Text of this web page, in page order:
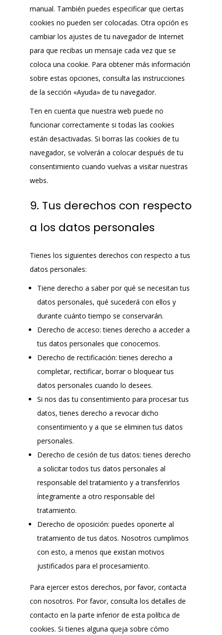
manual. También puedes especificar que ciertas
cookies no pueden ser colocadas. Otra opción es
cambiar los ajustes de tu navegador de Internet
para que recibas un mensaje cada vez que se
coloca una cookie. Para obtener más información
sobre estas opciones, consulta las instrucciones
de la sección «Ayuda» de tu navegador.
Ten en cuenta que nuestra web puede no
funcionar correctamente si todas las cookies
están desactivadas. Si borras las cookies de tu
navegador, se volverán a colocar después de tu
consentimiento cuando vuelvas a visitar nuestras
webs.
9. Tus derechos con respecto
a los datos personales
Tienes los siguientes derechos con respecto a tus
datos personales:
Tiene derecho a saber por qué se necesitan tus
datos personales, qué sucederá con ellos y
durante cuánto tiempo se conservarán.
Derecho de acceso: tienes derecho a acceder a
tus datos personales que conocemos.
Derecho de rectificación: tienes derecho a
completar, rectificar, borrar o bloquear tus
datos personales cuando lo desees.
Si nos das tu consentimiento para procesar tus
datos, tienes derecho a revocar dicho
consentimiento y a que se eliminen tus datos
personales.
Derecho de cesión de tus datos: tienes derecho
a solicitar todos tus datos personales al
responsable del tratamiento y a transferirlos
íntegramente a otro responsable del
tratamiento.
Derecho de oposición: puedes oponerte al
tratamiento de tus datos. Nosotros cumplimos
con esto, a menos que existan motivos
justificados para el procesamiento.
Para ejercer estos derechos, por favor, contacta
con nosotros. Por favor, consulta los detalles de
contacto en la parte inferior de esta política de
cookies. Si tienes alguna queja sobre cómo